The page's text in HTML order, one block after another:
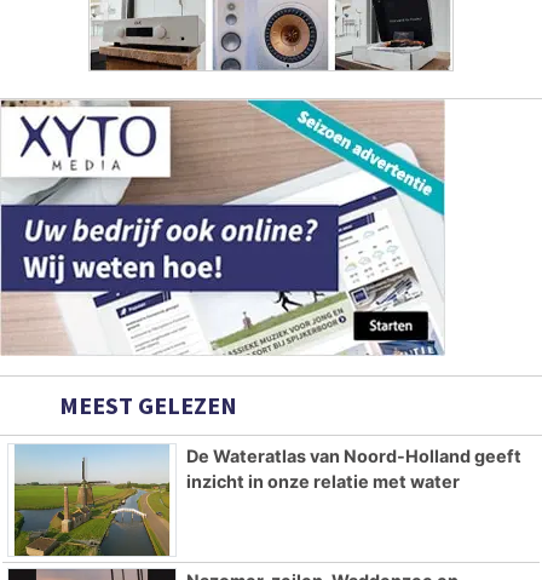
MEEST GELEZEN
De Wateratlas van Noord-Holland geeft
inzicht in onze relatie met water